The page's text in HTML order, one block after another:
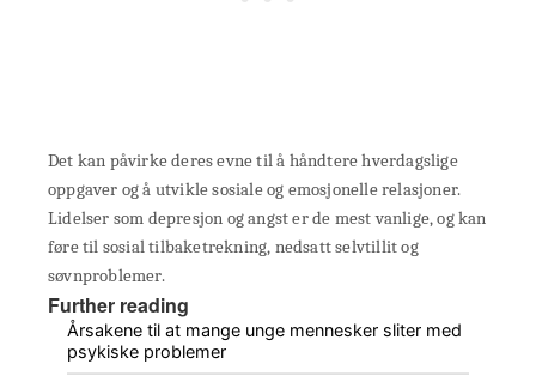
Det kan påvirke deres evne til å håndtere hverdagslige
oppgaver og å utvikle sosiale og emosjonelle relasjoner.
Lidelser som depresjon og angst er de mest vanlige, og kan
føre til sosial tilbaketrekning, nedsatt selvtillit og
søvnproblemer.
Further reading
Årsakene til at mange unge mennesker sliter med
psykiske problemer